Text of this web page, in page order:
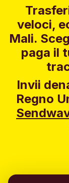
veloci,
Mali.
paga il
Invii
Regno